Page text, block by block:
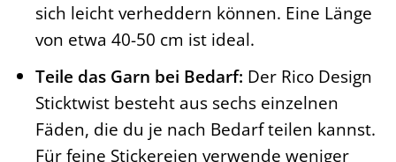
sich leicht verheddern können. Eine Länge
von etwa 40-50 cm ist ideal.
Teile das Garn bei Bedarf: Der Rico Design
Sticktwist besteht aus sechs einzelnen
Fäden, die du je nach Bedarf teilen kannst.
Für feine Stickereien verwende weniger